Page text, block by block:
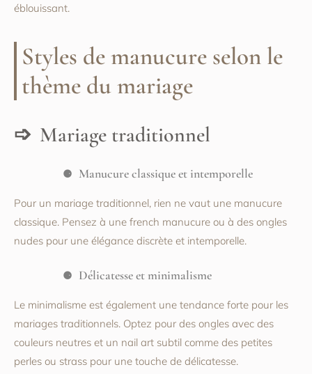
éblouissant.
Styles de manucure selon le
thème du mariage
Mariage traditionnel
Manucure classique et intemporelle
Pour un mariage traditionnel, rien ne vaut une manucure
classique. Pensez à une french manucure ou à des ongles
nudes pour une élégance discrète et intemporelle.
Délicatesse et minimalisme
Le minimalisme est également une tendance forte pour les
mariages traditionnels. Optez pour des ongles avec des
couleurs neutres et un nail art subtil comme des petites
perles ou strass pour une touche de délicatesse.